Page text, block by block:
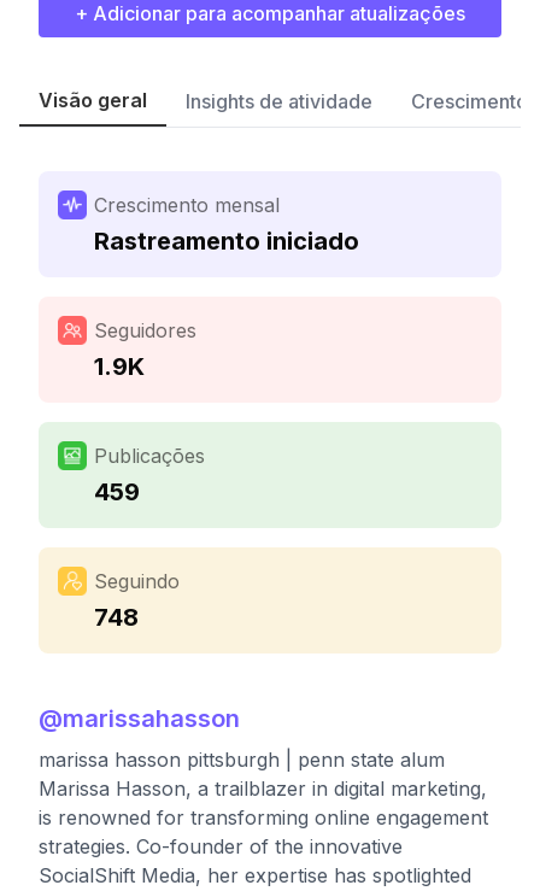
+ Adicionar para acompanhar atualizações
Visão geral Insights de atividade Crescimento
Crescimento mensal
Rastreamento iniciado
Seguidores
1.9K
Publicações
459
Seguindo
748
@marissahasson
marissa hasson pittsburgh | penn state alum
Marissa Hasson, a trailblazer in digital marketing,
is renowned for transforming online engagement
strategies. Co-founder of the innovative
SocialShift Media, her expertise has spotlighted